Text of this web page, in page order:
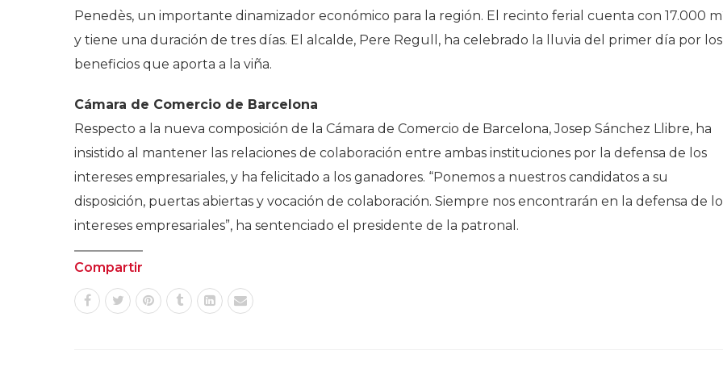
Penedès, un importante dinamizador económico para la región. El recinto ferial cuenta con 17.000
y tiene una duración de tres días. El alcalde, Pere Regull, ha celebrado la lluvia del primer día por los
beneficios que aporta a la viña.
Cámara de Comercio de Barcelona
Respecto a la nueva composición de la Cámara de Comercio de Barcelona, Josep Sánchez Llibre, ha
insistido al mantener las relaciones de colaboración entre ambas instituciones por la defensa de los
intereses empresariales, y ha felicitado a los ganadores. “Ponemos a nuestros candidatos a su
disposición, puertas abiertas y vocación de colaboración. Siempre nos encontrarán en la defensa de
intereses empresariales”, ha sentenciado el presidente de la patronal.
Compartir